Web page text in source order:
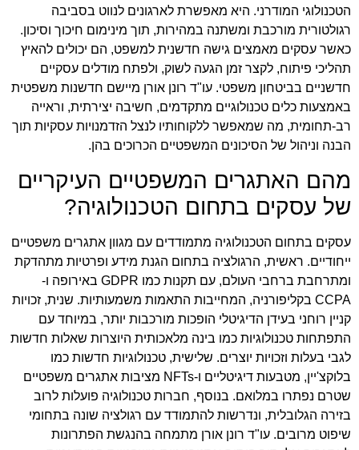
הטכנולוגי המודרני. היא מאפשרת לארגונים לנווט בסביבה
רגולטורית מורכבת ומשתנה במהירות, תוך מינימום חיכוך וסיכון.
כאשר עסקים מאמצים גישה חדשנית למשפט, הם יכולים להאיץ
תהליכי פיתוח, לקצר זמן הגעה לשוק, ולפתח מודלים עסקיים
חדשניים בביטחון משפטי. עו"ד רונן אורן מיישם חדשנות משפטית
באמצעות כלים טכנולוגיים מתקדמים, חשיבה יצירתית, וראייה
רב-תחומית, מה שמאפשר ללקוחותיו לנצל הזדמנויות עסקיות תוך
הבנה וניהול של הסיכונים המשפטיים הכרוכים בהן.
מהם האתגרים המשפטיים העיקריים
של עסקים בתחום הטכנולוגיה?
עסקים בתחום הטכנולוגיה מתמודדים עם מגוון אתגרים משפטיים
ייחודיים. ראשית, הרגולציה בתחום הגנת מידע ופרטיות מתהדקת
ומתרחבת ברחבי העולם, עם תקנות כמו GDPR באירופה ו-
CCPA בקליפורניה, המחייבות התאמות משמעותיות. שנית, זכויות
קניין רוחני בעידן הדיגיטלי הופכות מורכבות יותר, במיוחד עם
התפתחות טכנולוגיות כמו בינה מלאכותית היוצרות שאלות חדשות
לגבי בעלות וזכויות יוצרים. שלישית, טכנולוגיות חדשות כמו
בלוקצ'יין, מטבעות דיגיטליים ו-NFTs מציבות אתגרים משפטיים
שטרם נפתרו במלואם. בנוסף, חברות טכנולוגיה פועלות לרוב
בזירה הגלובלית, ונדרשות להתמודד עם רגולציה שונה בתחומי
שיפוט מרובים. עו"ד רונן אורן מתמחה בהנגשת הפתרונות